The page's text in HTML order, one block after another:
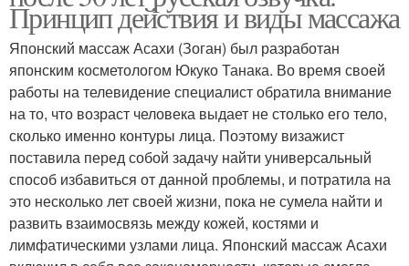
Принцип действия и виды массажа
Японский массаж Асахи (Зоган) был разработан
японским косметологом Юкуко Танака. Во время своей
работы на телевидение специалист обратила внимание
на то, что возраст человека выдает не столько его тело,
сколько именно контуры лица. Поэтому визажист
поставила перед собой задачу найти универсальный
способ избавиться от данной проблемы, и потратила на
это несколько лет своей жизни, пока не сумела найти и
развить взаимосвязь между кожей, костями и
лимфатическими узлами лица. Японский массаж Асахи